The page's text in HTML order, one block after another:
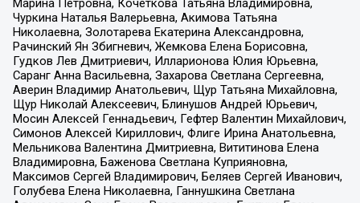
Марина Петровна, Кочеткова Татьяна Владимировна,
Чуркина Наталья Валерьевна, Акимова Татьяна
Николаевна, Золотарева Екатерина Александровна,
Рачинский Ян Збигневич, Жемкова Елена Борисовна,
Гудков Лев Дмитриевич, Илларионова Юлия Юрьевна,
Саранг Анна Васильевна, Захарова Светлана Сергеевна,
Аверин Владимир Анатольевич, Щур Татьяна Михайловна,
Щур Николай Алексеевич, Блинушов Андрей Юрьевич,
Мосин Алексей Геннадьевич, Гефтер Валентин Михайлович,
Симонов Алексей Кириллович, Флиге Ирина Анатольевна,
Мельникова Валентина Дмитриевна, Вититинова Елена
Владимировна, Баженова Светлана Куприяновна,
Максимов Сергей Владимирович, Беляев Сергей Иванович,
Голубева Елена Николаевна, Ганнушкина Светлана